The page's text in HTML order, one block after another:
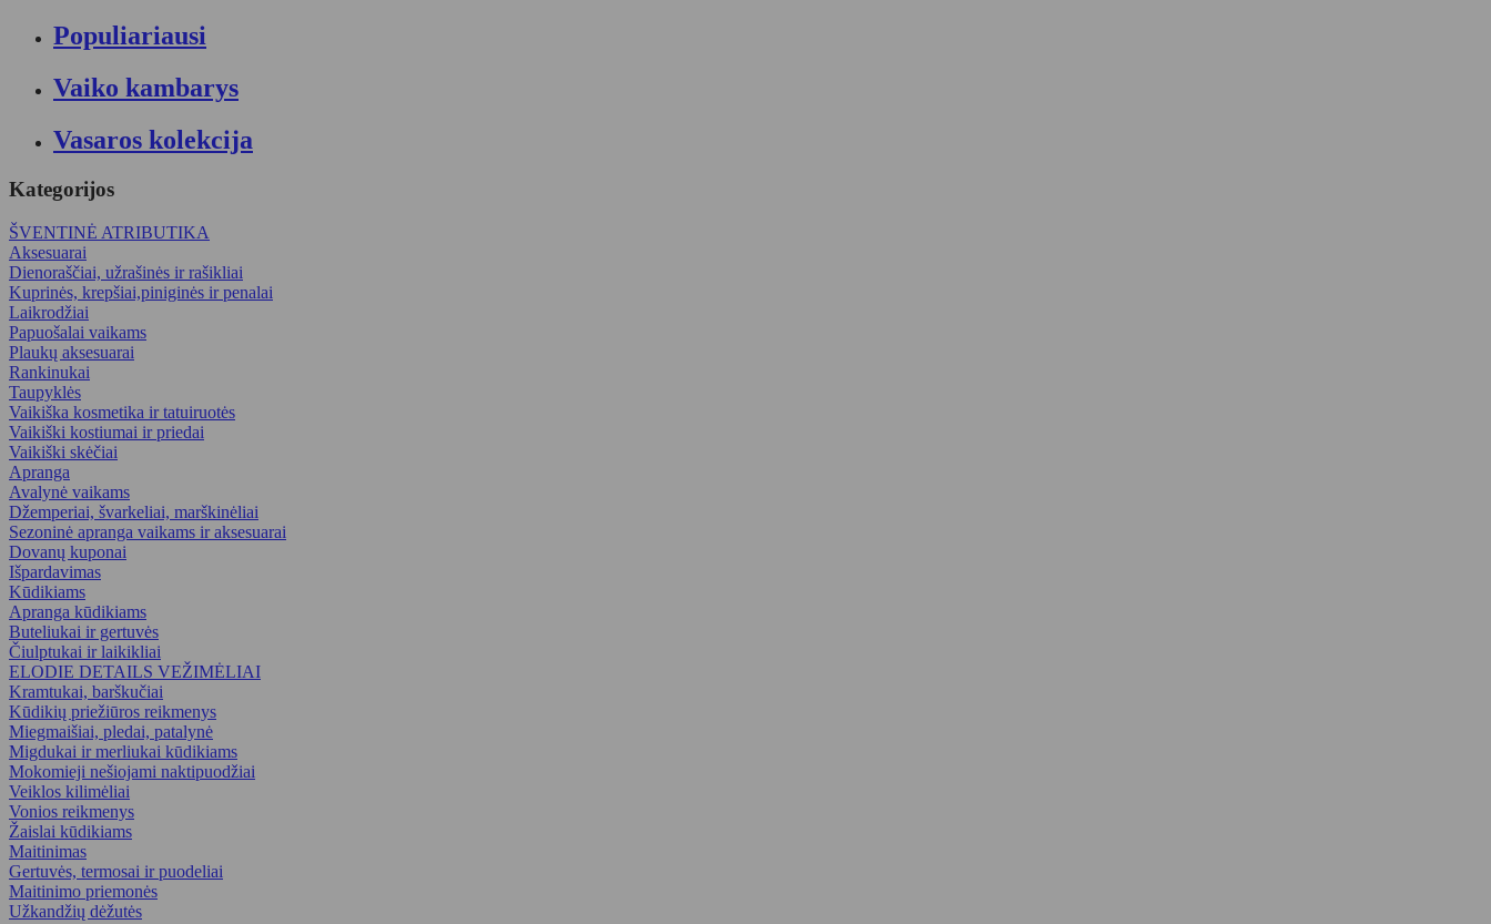
Populiariausi
Vaiko kambarys
Vasaros kolekcija
Kategorijos
ŠVENTINĖ ATRIBUTIKA
Aksesuarai
Dienoraščiai, užrašinės ir rašikliai
Kuprinės, krepšiai,piniginės ir penalai
Laikrodžiai
Papuošalai vaikams
Plaukų aksesuarai
Rankinukai
Taupyklės
Vaikiška kosmetika ir tatuiruotės
Vaikiški kostiumai ir priedai
Vaikiški skėčiai
Apranga
Avalynė vaikams
Džemperiai, švarkeliai, marškinėliai
Sezoninė apranga vaikams ir aksesuarai
Dovanų kuponai
Išpardavimas
Kūdikiams
Apranga kūdikiams
Buteliukai ir gertuvės
Čiulptukai ir laikikliai
ELODIE DETAILS VEŽIMĖLIAI
Kramtukai, barškučiai
Kūdikių priežiūros reikmenys
Miegmaišiai, pledai, patalynė
Migdukai ir merliukai kūdikiams
Mokomieji nešiojami naktipuodžiai
Veiklos kilimėliai
Vonios reikmenys
Žaislai kūdikiams
Maitinimas
Gertuvės, termosai ir puodeliai
Maitinimo priemonės
Užkandžių dėžutės